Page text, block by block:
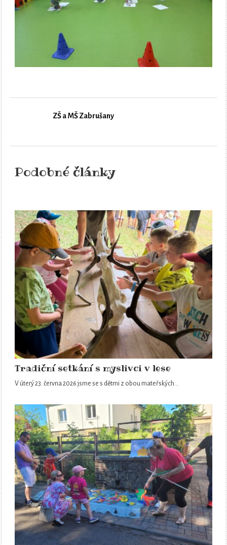
ZŠ a MŠ Zabrušany
Podobné články
Tradiční setkání s myslivci v lese
V úterý 23. června 2026 jsme se s dětmi z obou mateřských…